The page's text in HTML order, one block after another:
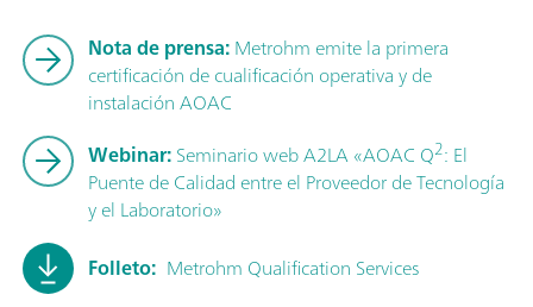
Nota de prensa:Metrohm emite la primera
certificación de cualificación operativa y de
instalación AOAC
Webinar:Seminario web A2LA «AOAC Q2: El
Puente de Calidad entre el Proveedor de Tecnología
y el Laboratorio»
Folleto: Metrohm Qualification Services